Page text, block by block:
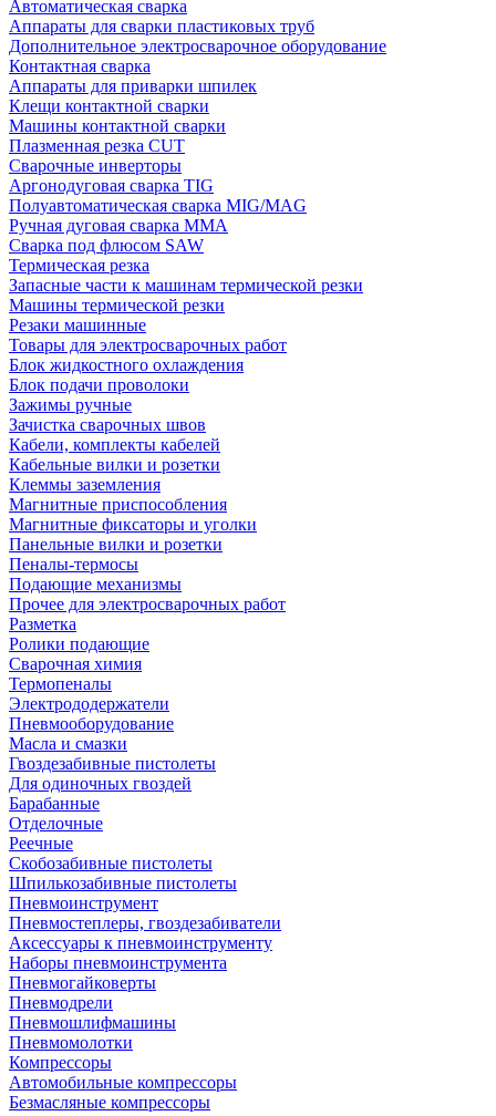
Автоматическая сварка
Аппараты для сварки пластиковых труб
Дополнительное электросварочное оборудование
Контактная сварка
Аппараты для приварки шпилек
Клещи контактной сварки
Машины контактной сварки
Плазменная резка CUT
Сварочные инверторы
Аргонодуговая сварка TIG
Полуавтоматическая сварка MIG/MAG
Ручная дуговая сварка MMA
Сварка под флюсом SAW
Термическая резка
Запасные части к машинам термической резки
Машины термической резки
Резаки машинные
Товары для электросварочных работ
Блок жидкостного охлаждения
Блок подачи проволоки
Зажимы ручные
Зачистка сварочных швов
Кабели, комплекты кабелей
Кабельные вилки и розетки
Клеммы заземления
Магнитные приспособления
Магнитные фиксаторы и уголки
Панельные вилки и розетки
Пеналы-термосы
Подающие механизмы
Прочее для электросварочных работ
Разметка
Ролики подающие
Сварочная химия
Термопеналы
Электрододержатели
Пневмооборудование
Масла и смазки
Гвоздезабивные пистолеты
Для одиночных гвоздей
Барабанные
Отделочные
Реечные
Скобозабивные пистолеты
Шпилькозабивные пистолеты
Пневмоинструмент
Пневмостеплеры, гвоздезабиватели
Аксессуары к пневмоинструменту
Наборы пневмоинструмента
Пневмогайковерты
Пневмодрели
Пневмошлифмашины
Пневмомолотки
Компрессоры
Автомобильные компрессоры
Безмасляные компрессоры